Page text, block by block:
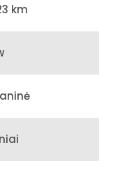
km